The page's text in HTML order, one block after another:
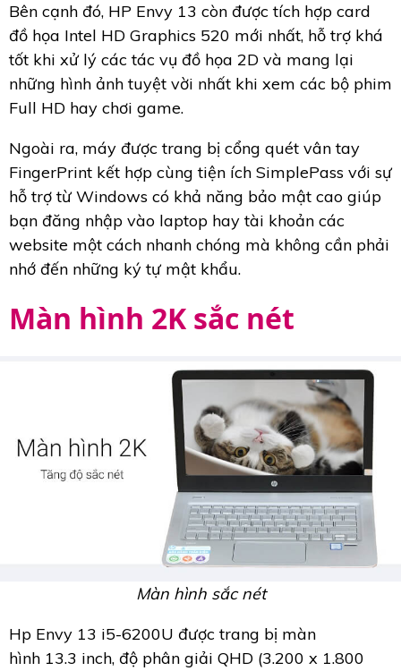
Bên cạnh đó, HP Envy 13 còn được tích hợp card
đồ họa Intel HD Graphics 520 mới nhất, hỗ trợ khá
tốt khi xử lý các tác vụ đồ họa 2D và mang lại
những hình ảnh tuyệt vời nhất khi xem các bộ phim
Full HD hay chơi game.
Ngoài ra, máy được trang bị cổng quét vân tay
FingerPrint kết hợp cùng tiện ích SimplePass với sự
hỗ trợ từ Windows có khả năng bảo mật cao giúp
bạn đăng nhập vào laptop hay tài khoản các
website một cách nhanh chóng mà không cần phải
nhớ đến những ký tự mật khẩu.
Màn hình 2K sắc nét
Màn hình sắc nét
Hp Envy 13 i5-6200U được trang bị màn
hình 13.3 inch, độ phân giải QHD (3.200 x 1.800